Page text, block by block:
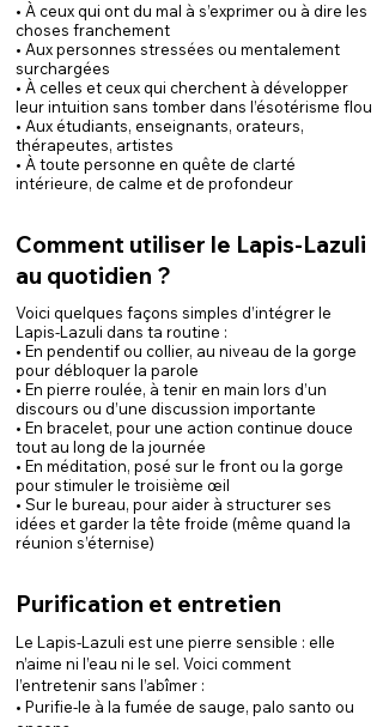
• À ceux qui ont du mal à s’exprimer ou à dire les
choses franchement
• Aux personnes stressées ou mentalement
surchargées
• À celles et ceux qui cherchent à développer
leur intuition sans tomber dans l’ésotérisme flou
• Aux étudiants, enseignants, orateurs,
thérapeutes, artistes
• À toute personne en quête de clarté
intérieure, de calme et de profondeur
Comment utiliser le Lapis-Lazuli
au quotidien ?
Voici quelques façons simples d’intégrer le
Lapis-Lazuli dans ta routine :
• En pendentif ou collier, au niveau de la gorge
pour débloquer la parole
• En pierre roulée, à tenir en main lors d’un
discours ou d’une discussion importante
• En bracelet, pour une action continue douce
tout au long de la journée
• En méditation, posé sur le front ou la gorge
pour stimuler le troisième œil
• Sur le bureau, pour aider à structurer ses
idées et garder la tête froide (même quand la
réunion s’éternise)
Purification et entretien
Le Lapis-Lazuli est une pierre sensible : elle
n’aime ni l’eau ni le sel. Voici comment
l’entretenir sans l’abîmer :
• Purifie-le à la fumée de sauge, palo santo ou